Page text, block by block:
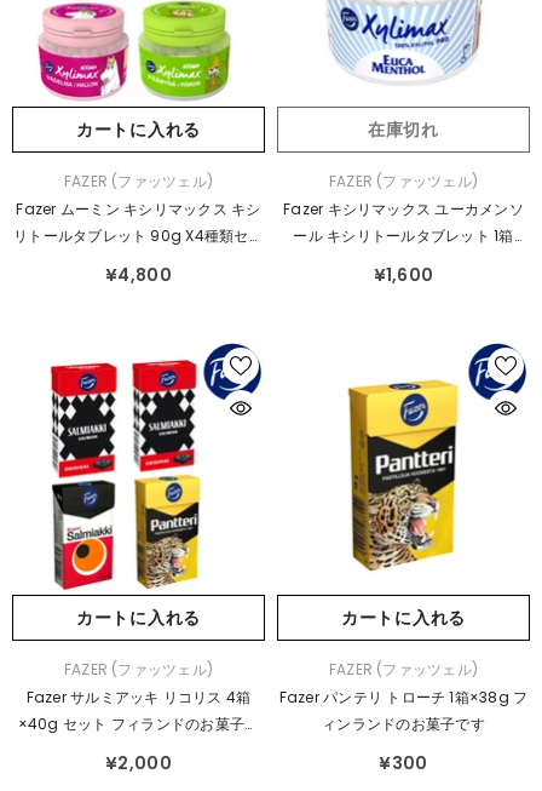
カートに入れる
売
元：
FAZER (ファッツェル)
Fazer ムーミン キシリマックス キシ
リトールタブレット 90g X4種類セッ
¥4,800
在庫切れ
売
元：
FAZER (ファッツェル)
Fazer キシリマックス ユーカメンソ
ール キシリトールタブレット 1箱
¥1,600
カートに入れる
元：
FAZER (ファッツェル)
Fazer サルミアッキ リコリス 4箱
×40g セット フィランドのお菓子で
¥2,000
カートに入れる
売
FAZER (ファッツェル)
Fazer パンテリ トローチ 1箱×38g フ
ィンランドのお菓子です
¥300